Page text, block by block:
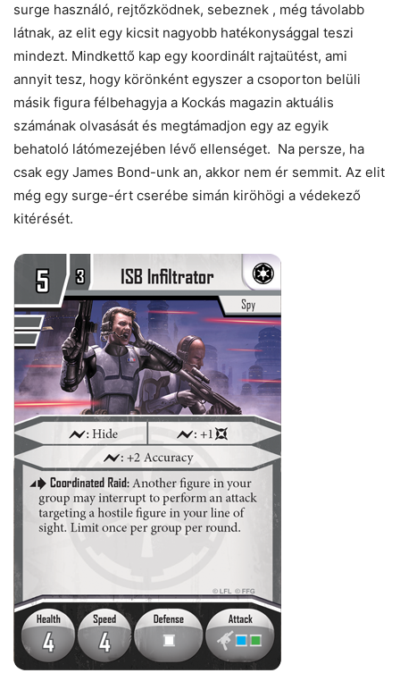
surge használó, rejtőzködnek, sebeznek , még távolabb
látnak, az elit egy kicsit nagyobb hatékonysággal teszi
mindezt. Mindkettő kap egy koordinált rajtaütést, ami
annyit tesz, hogy körönként egyszer a csoporton belüli
másik figura félbehagyja a Kockás magazin aktuális
számának olvasását és megtámadjon egy az egyik
behatoló látómezejében lévő ellenséget. Na persze, ha
csak egy James Bond-unk an, akkor nem ér semmit. Az elit
még egy surge-ért cserébe simán kiröhögi a védekező
kitérését.